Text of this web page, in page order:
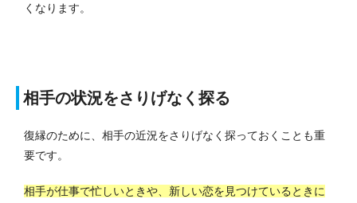
くなります。
相手の状況をさりげなく探る
復縁のために、相手の近況をさりげなく探っておくことも重
要です。
相手が仕事で忙しいときや、新しい恋を見つけているときに